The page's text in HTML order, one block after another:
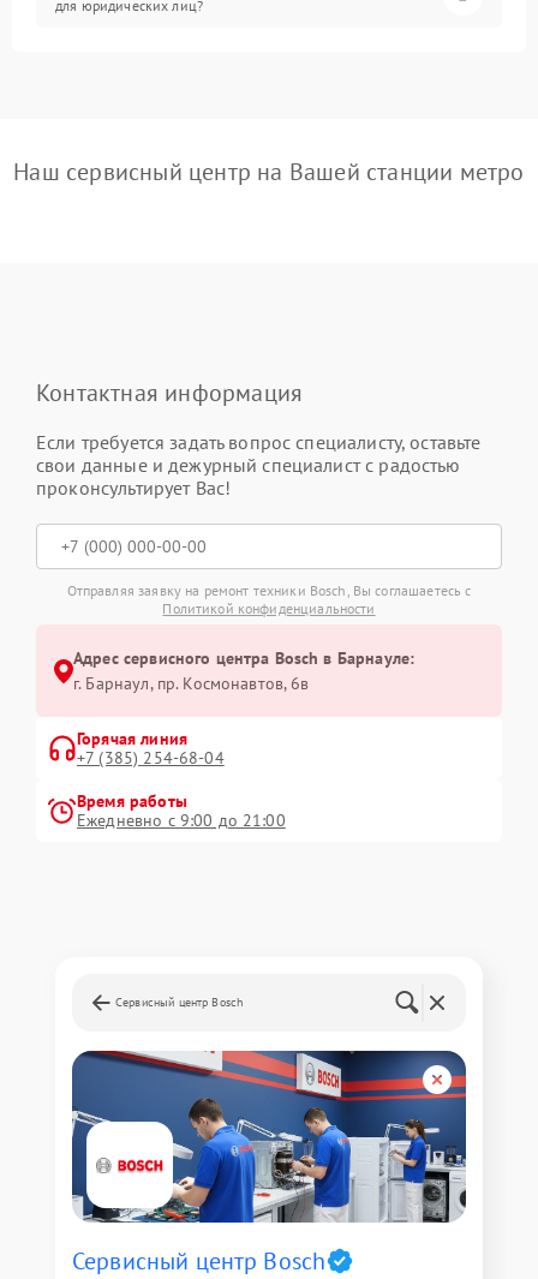
для юридических лиц?
Наш сервисный центр на Вашей станции метро
Контактная информация
Если требуется задать вопрос специалисту, оставьте
свои данные и дежурный специалист с радостью
проконсультирует Вас!
Отправляя заявку на ремонт техники Bosch, Вы соглашаетесь с
Политикой конфиденциальности
Адрес сервисного центра Bosch в Барнауле:
г. Барнаул, ​пр. Космонавтов, 6в
Горячая линия
+7 (385) 254-68-04
Время работы
Ежедневно с 9:00 до 21:00
Сервисный центр Bosch
Сервисный центр Bosch